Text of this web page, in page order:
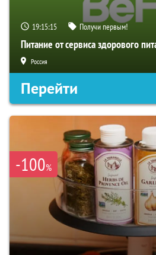
19:15:13 Получи первым!
Питание от сервиса здорового
Россия
Перейти
-100%